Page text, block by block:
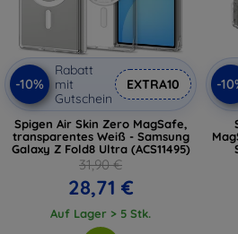
-10%
Rabatt
mit
Gutschein
EXTRA10
Spigen Air Skin Zero MagSafe,
transparentes Weiß - Samsung
Galaxy Z Fold8 Ultra (ACS11495)
31,90 €
28,71 €
Auf Lager > 5 Stk.
-